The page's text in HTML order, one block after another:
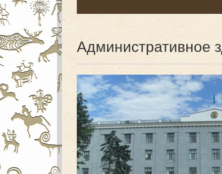
Административное